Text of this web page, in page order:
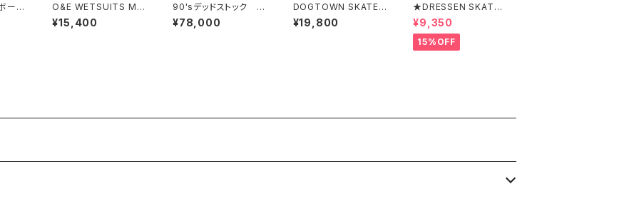
ー
O&E WETSUITS ME
NS SPRING SUIT 2/2
mm スプリング ウエッ
¥15,400
90'sデッドストック D
OGTOWN
¥78,000
DOGTOWN SKATE
BULLDOG ART FTG
-XL REDドッグタウン
¥19,800
★DRESSEN SKATES
★ERIC DRESSEN BL
ACK ZIP HOOD PAR
KER ドレッセンスケー
ツスケート エリックド
¥9,350
15%OFF